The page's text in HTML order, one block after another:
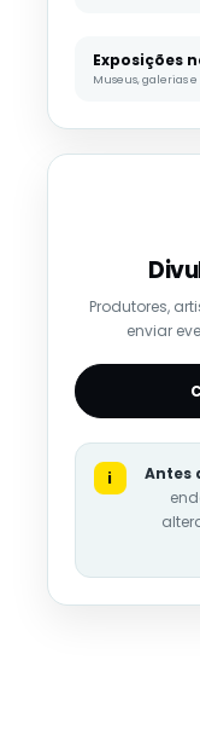
Exposições
Museus, galerias
Produtores,
enviar
i Antes